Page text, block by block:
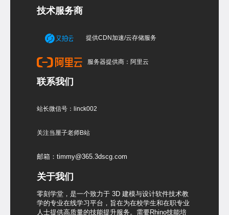
技术服务商
提供CDN加速/云存储服务
服务器提供商：阿里云
联系我们
站长微信号：linck002
关注当厘子老师B站
邮箱：timmy@365.3dscg.com
关于我们
零刻学堂，是一个致力于 3D 建模与设计软件技术教
学的专业在线学习平台，旨在为在校学生和在职专业
人士提供高质量的技能提升服务。需要Rhino技能培